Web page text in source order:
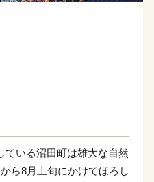
いる沼田町は雄大な自然
ら8月上旬にかけてほろし